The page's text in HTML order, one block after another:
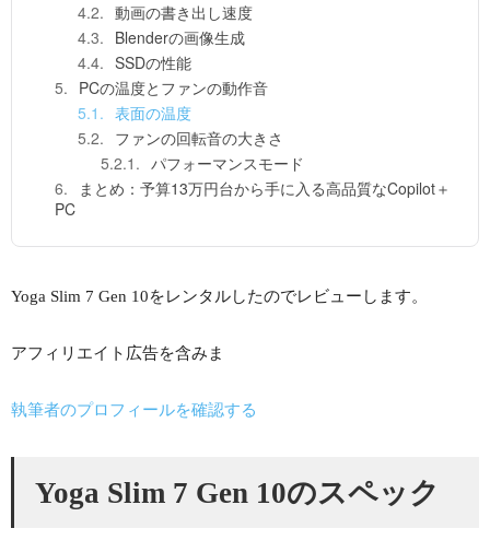
動画の書き出し速度
Blenderの画像生成
SSDの性能
PCの温度とファンの動作音
表面の温度
ファンの回転音の大きさ
パフォーマンスモード
まとめ：予算13万円台から手に入る高品質なCopilot＋
PC
Yoga Slim 7 Gen 10をレンタルしたのでレビューします。
アフィリエイト広告を含みま
執筆者のプロフィールを確認する
Yoga Slim 7 Gen 10のスペック